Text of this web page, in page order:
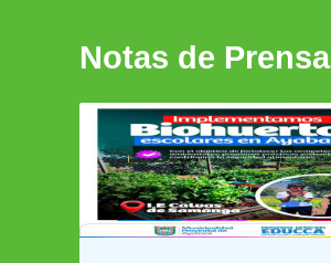
Notas de Prensa